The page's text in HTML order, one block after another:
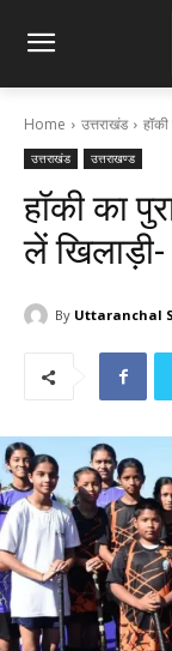
Home उत्तराखंड
उत्तराखंड उत्तराखण्ड
हॉकी का
लें खिलाड़ी-
By Uttaranchal